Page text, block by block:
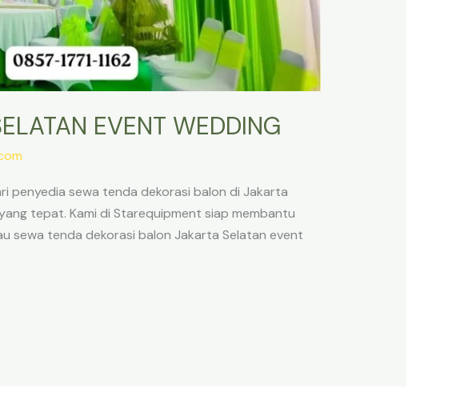
EVENT WEDDING
penyedia sewa tenda dekorasi balon di Jakarta
tepat. Kami di Starequipment siap membantu
sewa tenda dekorasi balon Jakarta Selatan event